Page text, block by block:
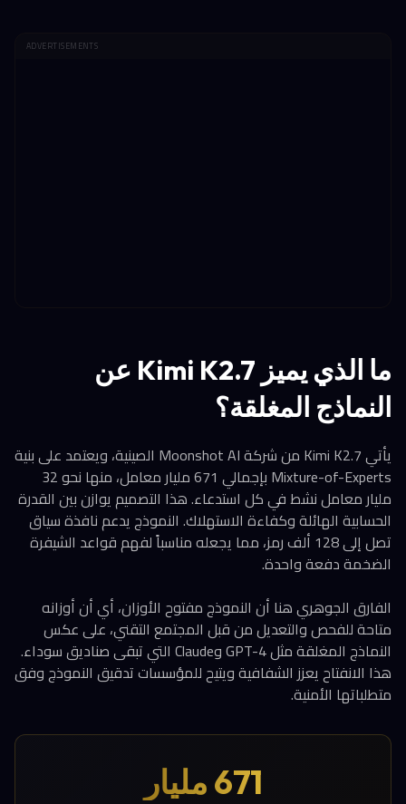
ADVERTISEMENTS
ما الذي يميز Kimi K2.7 عن
النماذج المغلقة؟
يأتي Kimi K2.7 من شركة Moonshot AI الصينية، ويعتمد على بنية
Mixture-of-Experts بإجمالي 671 مليار معامل، منها نحو 32
مليار معامل نشط في كل استدعاء. هذا التصميم يوازن بين القدرة
الحسابية الهائلة وكفاءة الاستهلاك. النموذج يدعم نافذة سياق
تصل إلى 128 ألف رمز، مما يجعله مناسباً لفهم قواعد الشيفرة
الضخمة دفعة واحدة.
الفارق الجوهري هنا أن النموذج مفتوح الأوزان، أي أن أوزانه
متاحة للفحص والتعديل من قبل المجتمع التقني، على عكس
النماذج المغلقة مثل GPT-4 وClaude التي تبقى صناديق سوداء.
هذا الانفتاح يعزز الشفافية ويتيح للمؤسسات تدقيق النموذج وفق
متطلباتها الأمنية.
671 مليار